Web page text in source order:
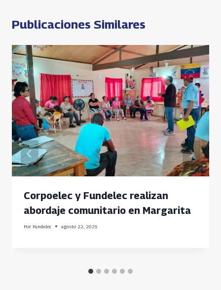
Publicaciones Similares
Corpoelec y Fundelec realizan
abordaje comunitario en Margarita
Por Fundelec agosto 22, 2025